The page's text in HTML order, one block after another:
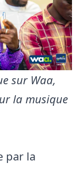
sur Waa,
la musique
par la